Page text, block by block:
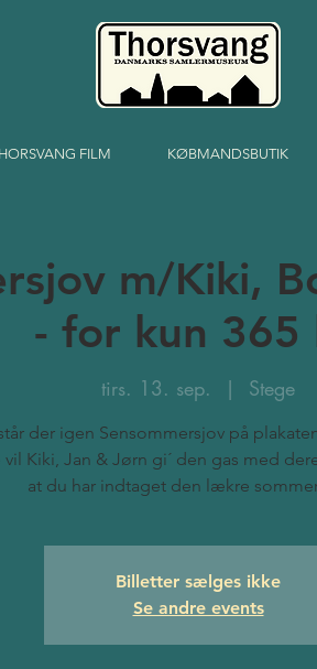
FILM KØBMANDSBUTIK
m/Kiki,
- for kun 365
tirs. 13. sep.
  |
Stege
der igen Sensommersjov på
Kiki, Jan & Jørn gi´ den gas med
at du har indtaget den lækre
Billetter sælges ikke
Se andre events